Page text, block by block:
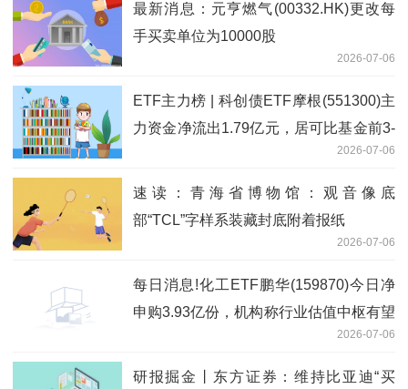
最新消息：元亨燃气(00332.HK)更改每
手买卖单位为10000股
2026-07-06
ETF主力榜 | 科创债ETF摩根(551300)主
力资金净流出1.79亿元，居可比基金前3-
2026-07-06
速读：青海省博物馆：观音像底
部“TCL”字样系装藏封底附着报纸
2026-07-06
每日消息!化工ETF鹏华(159870)今日净
申购3.93亿份，机构称行业估值中枢有望
2026-07-06
研报掘金丨东方证券：维持比亚迪“买